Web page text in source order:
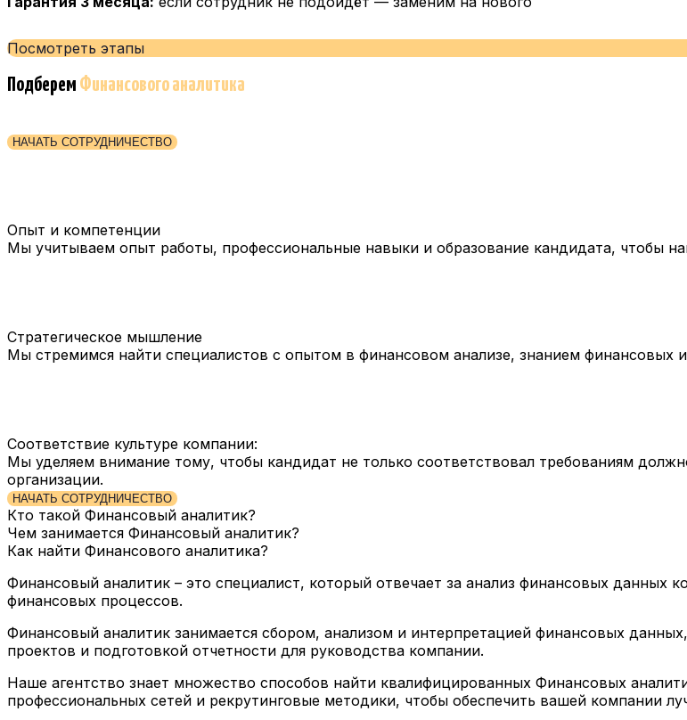
Посмотреть этапы
Подберем Финансового аналитика
НАЧАТЬ СОТРУДНИЧЕСТВО
Опыт и компетенции
Мы учитываем опыт работы, профессиональные навыки и образование кандидата, чтобы
Стратегическое мышление
Мы стремимся найти специалистов с опытом в финансовом анализе, знанием финансовых
Соответствие культуре компании:
Мы уделяем внимание тому, чтобы кандидат не только соответствовал требованиям
организации.
НАЧАТЬ СОТРУДНИЧЕСТВО
Кто такой Финансовый аналитик?
Чем занимается Финансовый аналитик?
Как найти Финансового аналитика?
Финансовый аналитик – это специалист, который отвечает за анализ финансовых данных
финансовых процессов.
Финансовый аналитик занимается сбором, анализом и интерпретацией финансовых
проектов и подготовкой отчетности для руководства компании.
Наше агентство знает множество способов найти квалифицированных Финансовых
профессиональных сетей и рекрутинговые методики, чтобы обеспечить вашей компании